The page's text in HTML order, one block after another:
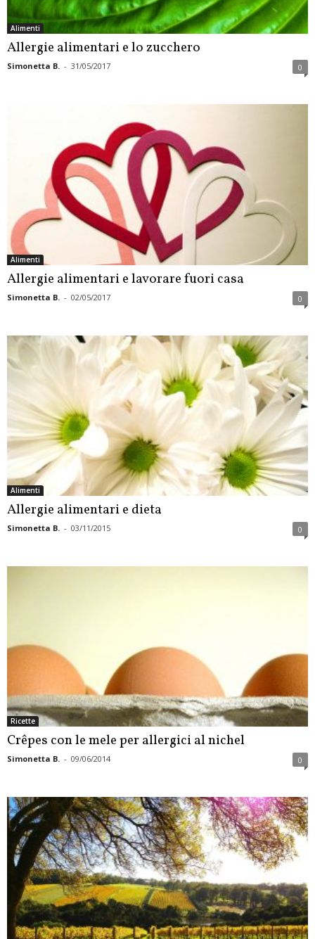
Alimenti
Allergie alimentari e lo zucchero
Simonetta B. - 31/05/2017 0
Alimenti
Allergie alimentari e lavorare fuori casa
Simonetta B. - 02/05/2017 0
Alimenti
Allergie alimentari e dieta
Simonetta B. - 03/11/2015 0
Ricette
Crêpes con le mele per allergici al nichel
Simonetta B. - 09/06/2014 0